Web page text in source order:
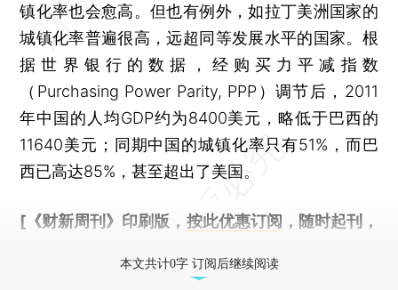
镇化率也会愈高。但也有例外，如拉丁美洲国家的
城镇化率普遍很高，远超同等发展水平的国家。根
据世界银行的数据，经购买力平减指数
（Purchasing Power Parity, PPP）调节后，2011
年中国的人均GDP约为8400美元，略低于巴西的
11640美元；同期中国的城镇化率只有51%，而巴
西已高达85%，甚至超出了美国。
[《财新周刊》印刷版， 按此优惠订阅 ，随时起刊，
本文共计0字 订阅后继续阅读